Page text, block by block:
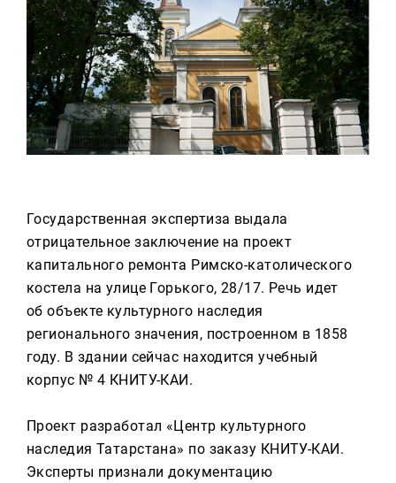
Реклама
Для связи
+7 (843) 570−50−00
reception@tnvtv.ru
Государственная экспертиза выдала
отрицательное заключение на проект
капитального ремонта Римско-католического
костела на улице Горького, 28/17. Речь идет
об объекте культурного наследия
регионального значения, построенном в 1858
году. В здании сейчас находится учебный
корпус № 4 КНИТУ-КАИ.
Проект разработал «Центр культурного
наследия Татарстана» по заказу КНИТУ-КАИ.
Эксперты признали документацию